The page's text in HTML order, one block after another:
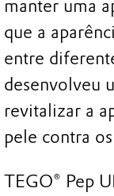
manter uma
que a
entre
desenvolveu
revitalizar a
pele contra
TEGO® Pep